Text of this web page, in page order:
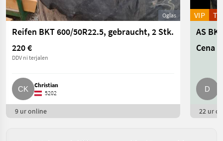
Oglas
Reifen BKT 600/50R22.5, gebraucht, 2 Stk.
220 €
DDV ni terjalen
Christian
5202
9 ur online
VIP
Cena
22 ur